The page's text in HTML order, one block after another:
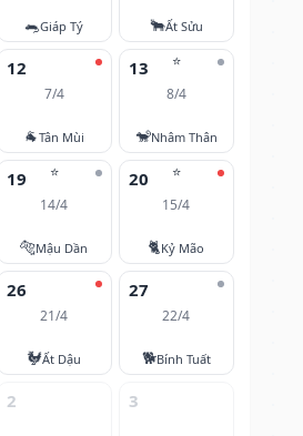
🐀Giáp Tý 🐂Ất Sửu
12
7/4
🐐Tân Mùi
⭐
13
8/4
🐒Nhâm Thân
⭐
19
14/4
🐅Mậu Dần
⭐
20
15/4
🐈Kỷ Mão
26
21/4
🐓Ất Dậu
27
22/4
🐕Bính Tuất
2 3